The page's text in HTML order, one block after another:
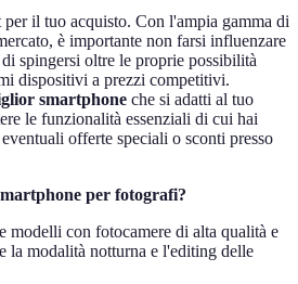
il tuo acquisto. Con l'ampia gamma di
è importante non farsi influenzare
spingersi oltre le proprie possibilità
dispositivi a prezzi competitivi.
smartphone che si adatti al tuo
le funzionalità essenziali di cui hai
offerte speciali o sconti presso
per fotografi?
modelli con fotocamere di alta qualità e
la modalità notturna e l'editing delle